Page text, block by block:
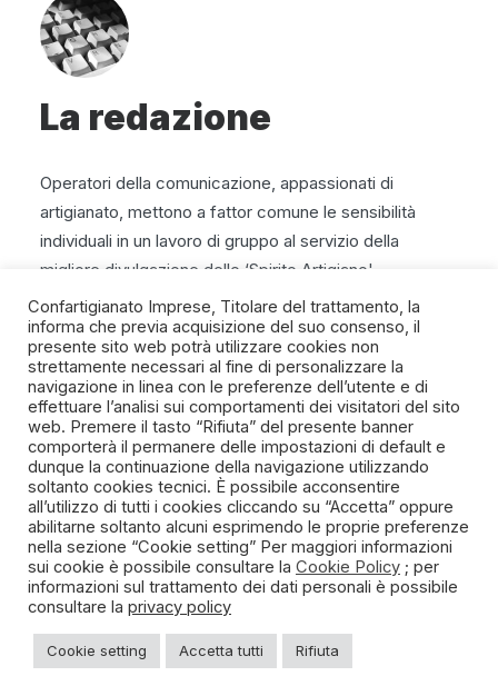
La redazione
Operatori della comunicazione, appassionati di
artigianato, mettono a fattor comune le sensibilità
individuali in un lavoro di gruppo al servizio della
migliore divulgazione dello ‘Spirito Artigiano'
SPIRITO ARTIGIANO
Un progetto della Fondazione Manlio e Maria Letizia
Germozzi onlus
©2022 Tutti i diritti riservati – Confartigianato Imprese – C.F.
Confartigianato Imprese, Titolare del trattamento, la
informa che previa acquisizione del suo consenso, il
presente sito web potrà utilizzare cookies non
strettamente necessari al fine di personalizzare la
navigazione in linea con le preferenze dell’utente e di
effettuare l’analisi sui comportamenti dei visitatori del sito
web. Premere il tasto “Rifiuta” del presente banner
comporterà il permanere delle impostazioni di default e
dunque la continuazione della navigazione utilizzando
soltanto cookies tecnici. È possibile acconsentire
all’utilizzo di tutti i cookies cliccando su “Accetta” oppure
abilitarne soltanto alcuni esprimendo le proprie preferenze
nella sezione “Cookie setting” Per maggiori informazioni
sui cookie è possibile consultare la Cookie Policy ; per
informazioni sul trattamento dei dati personali è possibile
consultare la privacy policy
Cookie setting Accetta tutti Rifiuta